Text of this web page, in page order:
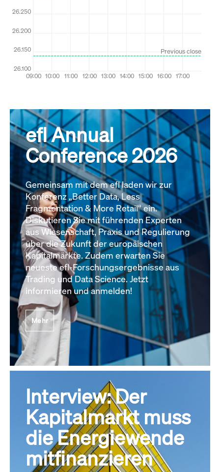
efl Annual
Conference 2026
Gemeinsam mit dem efl laden wir zur
Konferenz „Better Data, Less
Fragmentation & More Retail“ ein.
Diskutieren Sie mit führenden Experten
aus Wissenschaft, Praxis und Regulierung
über die Zukunft der europäischen
Kapitalmärkte. Zudem erwarten Sie
neueste efl-Forschungsergebnisse aus
Trading und Data Science. Jetzt
informieren und anmelden!
Mehr
Interview: Der
Kapitalmarkt muss
die Energiewende
mitfinanzieren